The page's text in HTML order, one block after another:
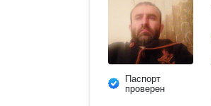
Паспорт
проверен